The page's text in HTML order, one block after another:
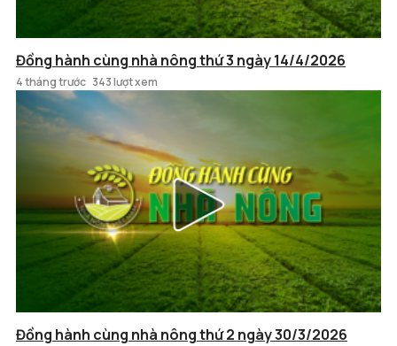
Đồng hành cùng nhà nông thứ 3 ngày 14/4/2026
4 tháng trước 343 lượt xem
Đồng hành cùng nhà nông thứ 2 ngày 30/3/2026